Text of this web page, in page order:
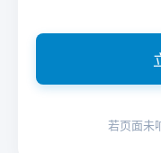
若页面未